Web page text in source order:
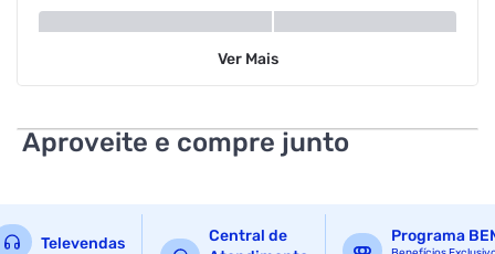
Ver Mais
Aproveite e compre junto
Televendas
Central de
Programa